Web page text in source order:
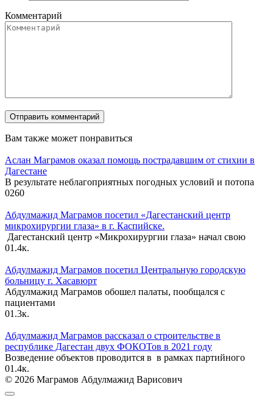
Комментарий
Вам также может понравиться
Аслан Маграмов оказал помощь пострадавшим от стихии в
Дагестане
В результате неблагоприятных погодных условий и потопа
0260
Абдулмажид Маграмов посетил «Дагестанский центр
микрохирургии глаза» в г. Каспийске.
Дагестанский центр «Микрохирургии глаза» начал свою
01.4к.
Абдулмажид Маграмов посетил Центральную городскую
больницу г. Хасавюрт
Абдулмажид Маграмов обошел палаты, пообщался с
пациентами
01.3к.
Абдулмажид Маграмов рассказал о строительстве в
республике Дагестан двух ФОКОТов в 2021 году
Возведение объектов проводится в в рамках партийного
01.4к.
© 2026 Маграмов Абдулмажид Варисович